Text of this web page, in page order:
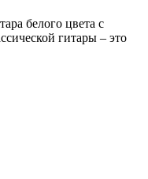
белого цвета с
гитары – это